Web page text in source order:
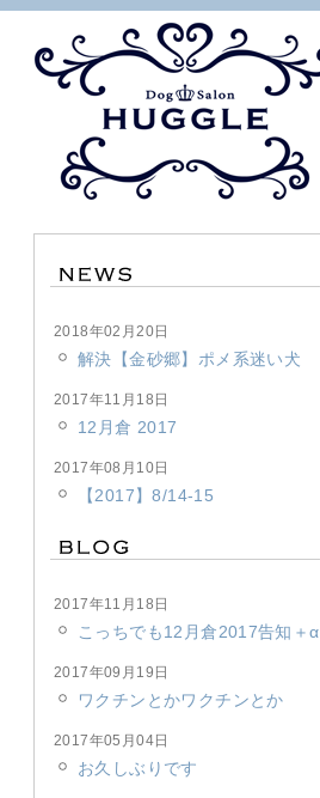
2018年02月20日
解決【金砂郷】ポメ系迷い犬
2017年11月18日
12月倉 2017
2017年08月10日
【2017】8/14-15
2017年11月18日
こっちでも12月倉2017告知＋α
2017年09月19日
ワクチンとかワクチンとか
2017年05月04日
お久しぶりです